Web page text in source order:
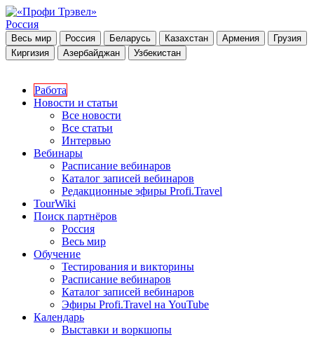
Россия
Весь мир Россия Беларусь Казахстан Армения
Грузия
Киргизия
Азербайджан Узбекистан
Работа
Новости и статьи
Все новости
Все статьи
Интервью
Вебинары
Расписание вебинаров
Каталог записей вебинаров
Редакционные эфиры Profi.Travel
TourWiki
Поиск партнёров
Россия
Весь мир
Обучение
Тестирования и викторины
Расписание вебинаров
Каталог записей вебинаров
Эфиры Profi.Travel на YouTube
Календарь
Выставки и воркшопы